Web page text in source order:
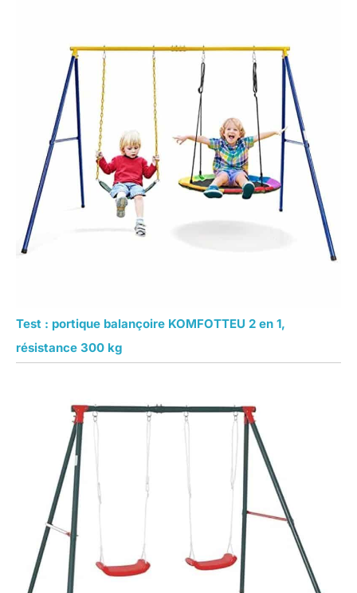
Test : portique balançoire KOMFOTTEU 2 en 1,
résistance 300 kg